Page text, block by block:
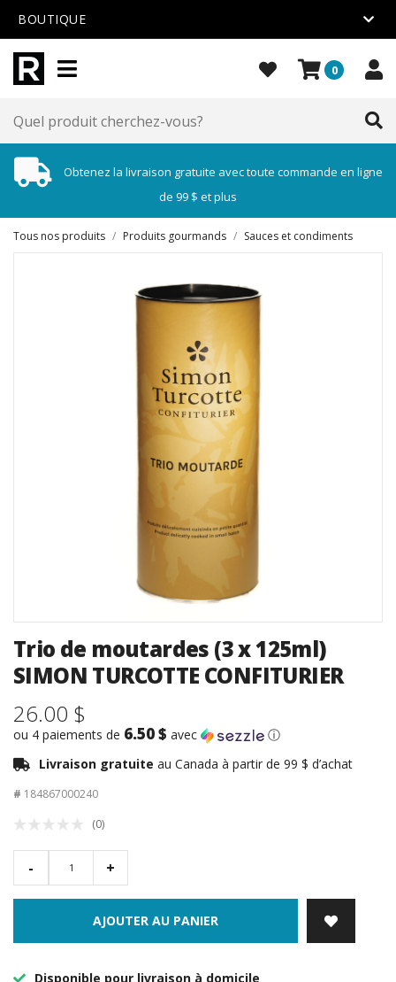
BOUTIQUE
0
Obtenez la livraison gratuite avec toute commande en ligne
de 99 $ et plus
Tous nos produits / Produits gourmands / Sauces et condiments
Trio de moutardes (3 x 125ml)
SIMON TURCOTTE CONFITURIER
26.00 $
ou 4 paiements de 6.50 $ avec
ⓘ
Livraison gratuite au Canada à partir de 99 $ d’achat
# 184867000240
(0)
- +
AJOUTER AU PANIER
Disponible pour livraison à domicile